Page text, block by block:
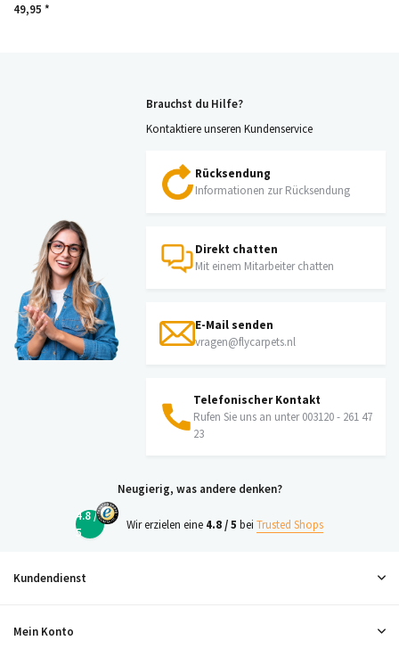
49,95 *
Brauchst du Hilfe?
Kontaktiere unseren Kundenservice
Rücksendung
Informationen zur Rücksendung
Direkt chatten
Mit einem Mitarbeiter chatten
E-Mail senden
vragen@flycarpets.nl
Telefonischer Kontakt
Rufen Sie uns an unter 003120 - 261 47
23
Neugierig, was andere denken?
4.8 /
5
Wir erzielen eine 4.8 / 5 bei Trusted Shops
Kundendienst
Mein Konto